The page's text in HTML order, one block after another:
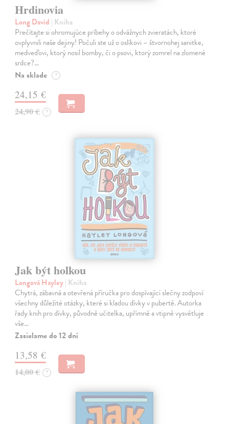
Hrdinovia
Long David | Kniha
Prečítajte si ohromujúce príbehy o odvážnych zvieratách, ktoré
ovplyvnili naše dejiny! Počuli ste už o oslíkovi – štvornohej sanitke,
medveďovi, ktorý nosil bomby, či o psovi, ktorý zomrel na zlomené
srdce?…
Na sklade ?
24,15 €
24,90 € ?
Jak být holkou
Longová Hayley| Kniha
Chytrá, zábavná a otevřená příručka pro dospívající slečny zodpoví
všechny důležité otázky, které si kladou dívky v pubertě. Autorka
řady knih pro dívky, původně učitelka, upřímně a vtipně vysvětluje
vše…
Zasielame do 12 dní
13,58 €
14,00 € ?